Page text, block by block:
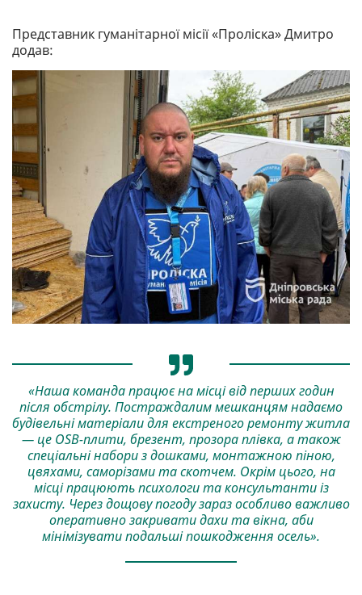
Представник гуманітарної місії «Проліска» Дмитро
додав:
«Наша команда працює на місці від перших годин
після обстрілу. Постраждалим мешканцям надаємо
будівельні матеріали для екстреного ремонту житла
— це OSB-плити, брезент, прозора плівка, а також
спеціальні набори з дошками, монтажною піною,
цвяхами, саморізами та скотчем. Окрім цього, на
місці працюють психологи та консультанти із
захисту. Через дощову погоду зараз особливо важливо
оперативно закривати дахи та вікна, аби
мінімізувати подальші пошкодження осель».